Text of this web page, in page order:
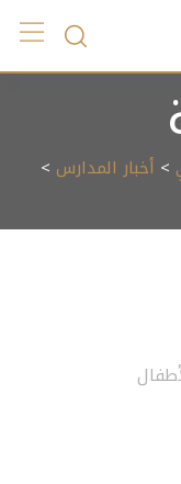
> أخبار المدارس >